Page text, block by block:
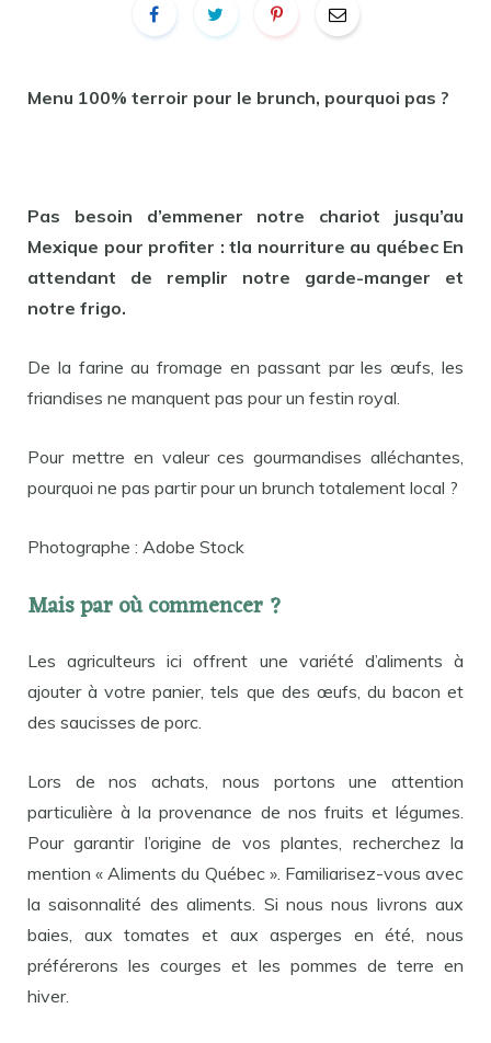
Menu 100% terroir pour le brunch, pourquoi pas ?
Pas besoin d’emmener notre chariot jusqu’au
Mexique pour profiter : tla nourriture au québecEn
attendant de remplir notre garde-manger et
notre frigo.
De la farine au fromage en passant par les œufs, les
friandises ne manquent pas pour un festin royal.
Pour mettre en valeur ces gourmandises alléchantes,
pourquoi ne pas partir pour un brunch totalement local ?
Photographe : Adobe Stock
Mais par où commencer ?
Les agriculteurs ici offrent une variété d’aliments à
ajouter à votre panier, tels que des œufs, du bacon et
des saucisses de porc.
Lors de nos achats, nous portons une attention
particulière à la provenance de nos fruits et légumes.
Pour garantir l’origine de vos plantes, recherchez la
mention « Aliments du Québec ». Familiarisez-vous avec
la saisonnalité des aliments. Si nous nous livrons aux
baies, aux tomates et aux asperges en été, nous
préférerons les courges et les pommes de terre en
hiver.